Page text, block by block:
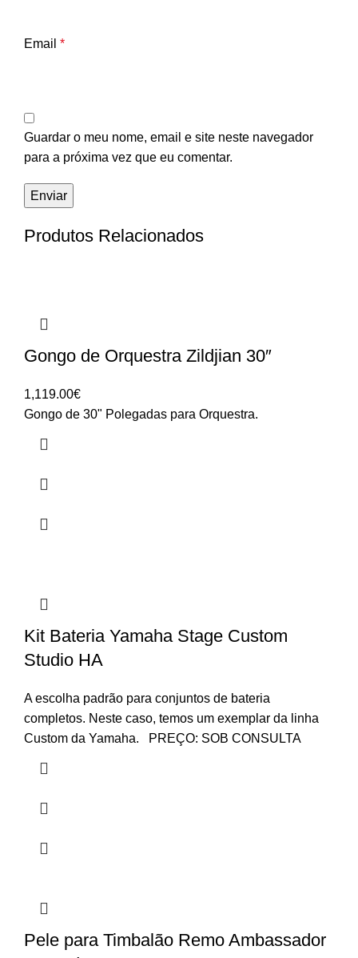
Email *
Guardar o meu nome, email e site neste navegador
para a próxima vez que eu comentar.
Produtos Relacionados
Gongo de Orquestra Zildjian 30″
1,119.00€
Gongo de 30" Polegadas para Orquestra.
Kit Bateria Yamaha Stage Custom
Studio HA
A escolha padrão para conjuntos de bateria
completos. Neste caso, temos um exemplar da linha
Custom da Yamaha. PREÇO: SOB CONSULTA
Pele para Timbalão Remo Ambassador